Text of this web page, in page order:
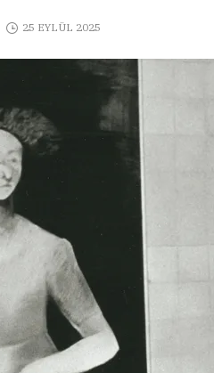
25 EYLÜL 2025